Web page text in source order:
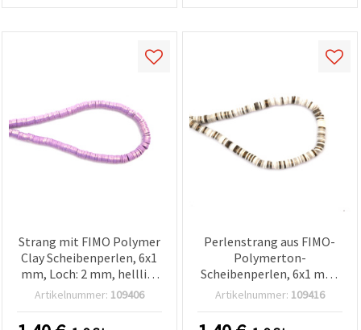
Strang mit FIMO Polymer
Clay Scheibenperlen, 6x1
mm, Loch: 2 mm, helllila
mit goldfarbenem
Artikelnummer: 109406
Perlenstrang aus FIMO-
Polymerton-
Scheibenperlen, 6x1 mm,
Loch 2 mm, graumeliert
Pigment, ca. 350 Stk.
Artikelnummer: 109416